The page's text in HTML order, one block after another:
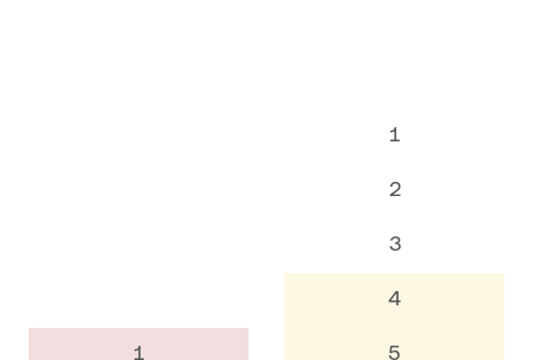
1
1
2
3
4
5